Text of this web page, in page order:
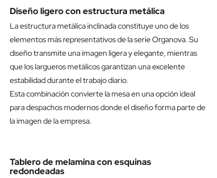
Diseño ligero con estructura metálica
La estructura metálica inclinada constituye uno de los
elementos más representativos de la serie Organova. Su
diseño transmite una imagen ligera y elegante, mientras
que los largueros metálicos garantizan una excelente
estabilidad durante el trabajo diario.
Esta combinación convierte la mesa en una opción ideal
para despachos modernos donde el diseño forma parte de
la imagen de la empresa.
Tablero de melamina con esquinas
redondeadas